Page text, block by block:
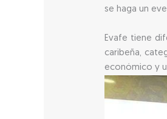
se haga un
Evafe tiene
caribeña,
económico y